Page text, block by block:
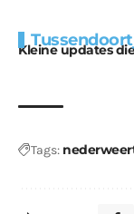
Kleine updates
voor
Tags: